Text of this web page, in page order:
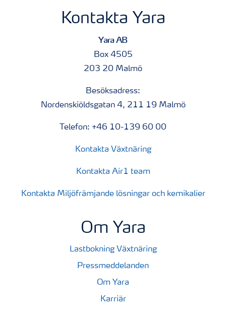
Kontakta Yara
Yara AB
Box 4505
203 20 Malmö
Besöksadress:
Nordenskiöldsgatan 4, 211 19 Malmö
Telefon: +46 10-139 60 00
Kontakta Växtnäring
Kontakta Air1 team
Kontakta Miljöfrämjande lösningar och kemikalier
Om Yara
Lastbokning Växtnäring
Pressmeddelanden
Om Yara
Karriär